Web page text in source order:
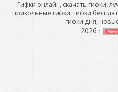
Гифки онлайн, скачать гифки,
прикольные гифки, гифки
гифки дня,
2026 ·